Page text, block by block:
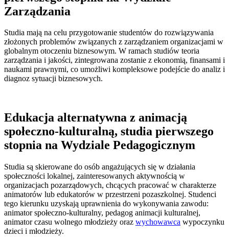
Zarządzania
Studia mają na celu przygotowanie studentów do rozwiązywania
złożonych problemów związanych z zarządzaniem organizacjami w
globalnym otoczeniu biznesowym. W ramach studiów teoria
zarządzania i jakości, zintegrowana zostanie z ekonomią, finansami i
naukami prawnymi, co umożliwi kompleksowe podejście do analiz i
diagnoz sytuacji biznesowych.
Edukacja alternatywna z animacją
społeczno-kulturalną, studia pierwszego
stopnia na Wydziale Pedagogicznym
Studia są skierowane do osób angażujących się w działania
społeczności lokalnej, zainteresowanych aktywnością w
organizacjach pozarządowych, chcących pracować w charakterze
animatorów lub edukatorów w przestrzeni pozaszkolnej. Studenci
tego kierunku uzyskają uprawnienia do wykonywania zawodu:
animator społeczno-kulturalny, pedagog animacji kulturalnej,
animator czasu wolnego młodzieży oraz wychowawca wypoczynku
dzieci i młodzieży.